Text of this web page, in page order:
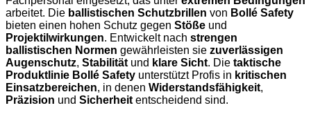
arbeitet. Die ballistischen Schutzbrillen von Bollé Safety
bieten einen hohen Schutz gegen Stöße und
Projektilwirkungen. Entwickelt nach strengen
ballistischen Normen gewährleisten sie zuverlässigen
Augenschutz, Stabilität und klare Sicht. Die taktische
Produktlinie Bollé Safety unterstützt Profis in kritischen
Einsatzbereichen, in denen Widerstandsfähigkeit,
Präzision und Sicherheit entscheidend sind.